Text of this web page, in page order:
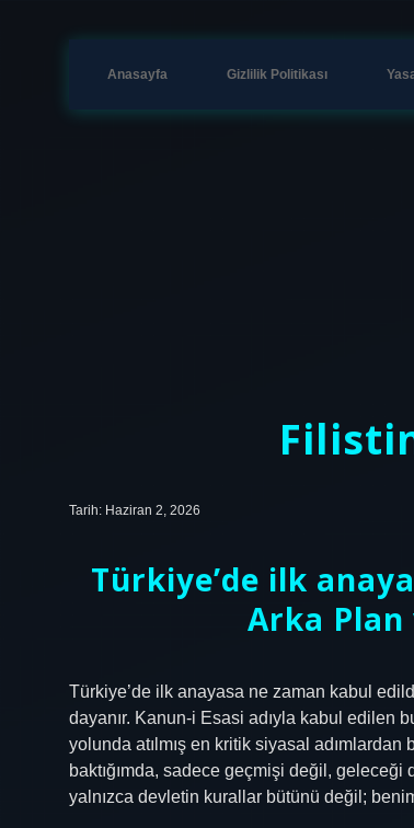
Anasayfa Gizlilik Politikası
Tarih: Haziran 2, 2026
Türkiye’de ilk
Arka Plan
Türkiye’de ilk anayasa ne zaman kabul
dayanır. Kanun-i Esasi adıyla kabul edilen
yolunda atılmış en kritik siyasal
baktığımda, sadece geçmişi değil,
yalnızca devletin kurallar bütünü değil;